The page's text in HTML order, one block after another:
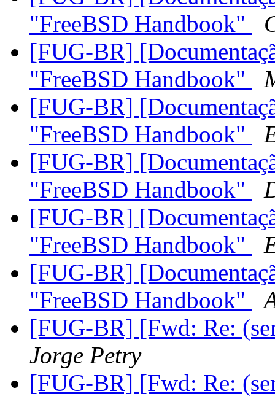
"FreeBSD Handbook"
[FUG-BR]
"FreeBSD Handbook"
[FUG-BR]
"FreeBSD Handbook"
[FUG-BR]
"FreeBSD Handbook"
[FUG-BR]
"FreeBSD Handbook"
[FUG-BR]
"FreeBSD Handbook"
[FUG-BR] [Fwd: Re:
Jorge Petry
[FUG-BR] [Fwd: Re: